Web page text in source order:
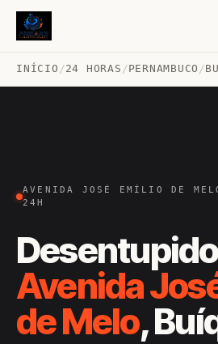
INÍCIO /24 HORAS /PERNAMBUCO /
AVENIDA JOSÉ EMÍLIO DE
24H
Avenida
de Melo,